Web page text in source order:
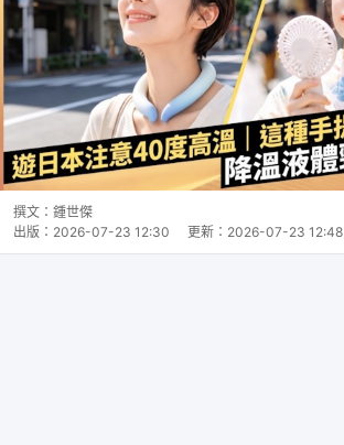
撰文： 鍾世傑
出版： 2026-07-23 12:30 更新： 2026-07-23 12:48